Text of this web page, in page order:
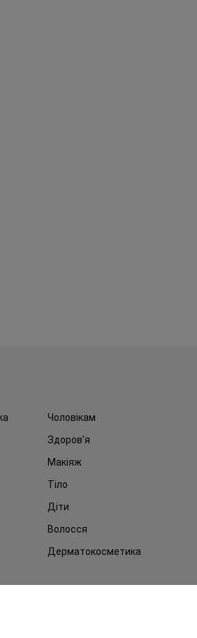
Чоловікам
Здоров'я
Макіяж
Тіло
Діти
Волосся
Дерматокосметика